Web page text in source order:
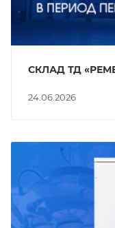
24.06.2026
СКЛАД ТД